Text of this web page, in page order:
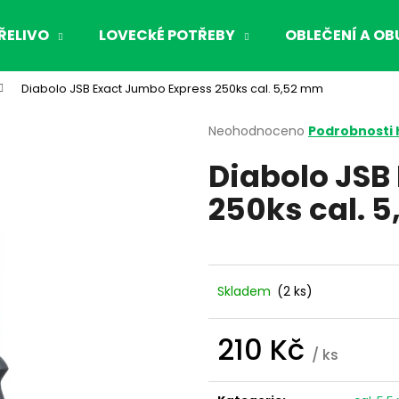
LOVECkÉ POTŘEBY OBLEČENÍ A
Diabolo JSB Exact Jumbo Express 250ks cal. 5,52 mm
Průměrné
produktu
je
0,0
z
Neohodnoceno Podrobnosti
Diabolo
250ks cal.
Skladem (2 ks)
210 Kč / ks
cena:
Co potřebujete najít?
HLEDAT